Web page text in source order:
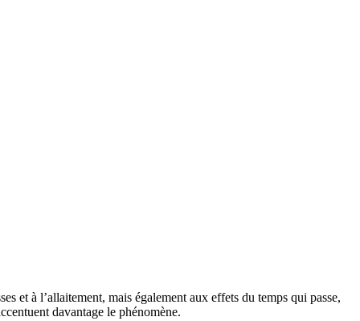
et à l’allaitement, mais également aux effets du temps qui passe,
davantage le phénomène.